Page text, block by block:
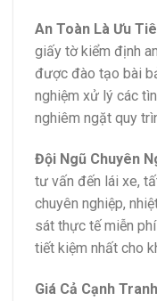
An Toàn Là Ưu
giấy tờ kiểm định
được đào tạo bài
nghiệm xử lý các
nghiêm ngặt quy
Đội Ngũ Chuyên
tư vấn đến lái xe,
chuyên nghiệp,
sát thực tế miễn
tiết kiệm nhất cho
Giá Cả Cạnh